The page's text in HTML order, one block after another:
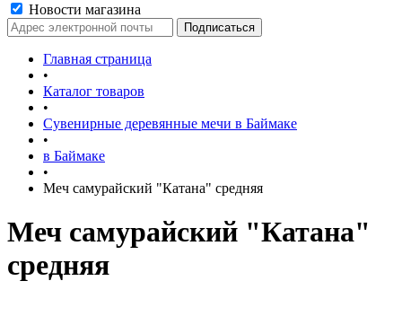
Новости магазина
Главная страница
•
Каталог товаров
•
Сувенирные деревянные мечи в Баймаке
•
в Баймаке
•
Меч самурайский "Катана" средняя
Меч самурайский "Катана"
средняя